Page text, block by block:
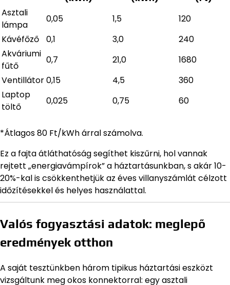
Asztali
lámpa
0,05 1,5
120
Kávéfőző
0,1 3,0
240
Akváriumi
fűtő
0,7 21,0
1680
Ventillátor0,15 4,5
360
Laptop
töltő
0,025 0,75 60
*Átlagos 80 Ft/kWh árral számolva.
Ez a fajta átláthatóság segíthet kiszűrni, hol vannak
rejtett „energiavámpírok” a háztartásunkban, s akár 10-
20%-kal is csökkenthetjük az éves villanyszámlát célzott
időzítésekkel és helyes használattal.
Valós fogyasztási adatok: meglepő
eredmények otthon
A saját tesztünkben három tipikus háztartási eszközt
vizsgáltunk meg okos konnektorral: egy asztali